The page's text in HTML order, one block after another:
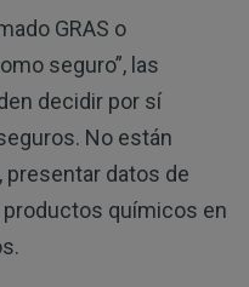
GRAS o
seguro”, las
decidir por sí
No están
presentar datos de
químicos en